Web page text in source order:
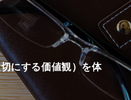
にする価値観）を体